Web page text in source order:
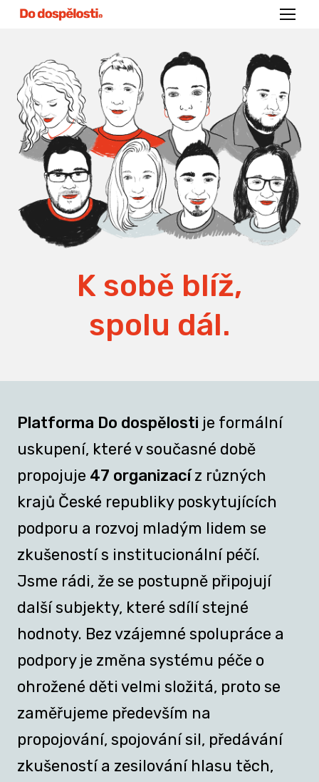
Menu
K sobě blíž,
spolu dál.
Platforma Do dospělosti je formální
uskupení, které v současné době
propojuje 47 organizacíz různých
krajů České republiky poskytujících
podporu a rozvoj mladým lidem se
zkušeností s institucionální péčí.
Jsme rádi, že se postupně připojují
další subjekty, které sdílí stejné
hodnoty. Bez vzájemné spolupráce a
podpory je změna systému péče o
ohrožené děti velmi složitá, proto se
zaměřujeme především na
propojování, spojování sil, předávání
zkušeností a zesilování hlasu těch,